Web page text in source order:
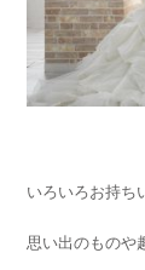
いろいろお持ち
思い出のものや